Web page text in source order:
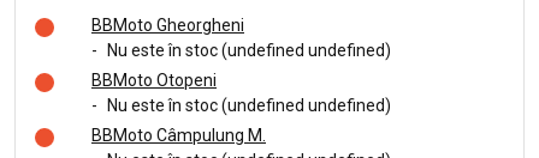
BBMoto Gheorgheni
-
Nu este în stoc (undefined undefined)
BBMoto Otopeni
-
Nu este în stoc (undefined undefined)
BBMoto Câmpulung M.